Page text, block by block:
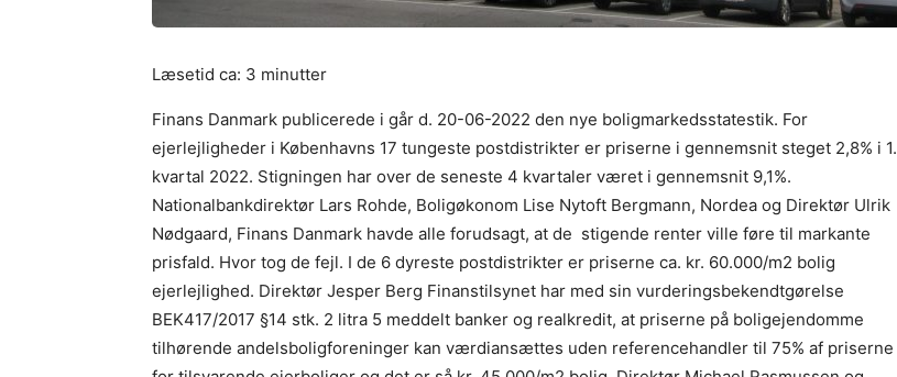
Finans Danmark publicerede i går d. 20-06-2022 den nye boligmarkedsstatestik. For
ejerlejligheder i Københavns 17 tungeste postdistrikter er priserne i gennemsnit steget 2,8% i 1.
kvartal 2022. Stigningen har over de seneste 4 kvartaler været i gennemsnit 9,1%.
Nationalbankdirektør Lars Rohde, Boligøkonom Lise Nytoft Bergmann, Nordea og Direktør Ulrik
Nødgaard, Finans Danmark havde alle forudsagt, at de stigende renter ville føre til markante
prisfald. Hvor tog de fejl. I de 6 dyreste postdistrikter er priserne ca. kr. 60.000/m2 bolig
ejerlejlighed. Direktør Jesper Berg Finanstilsynet har med sin vurderingsbekendtgørelse
BEK417/2017 §14 stk. 2 litra 5 meddelt banker og realkredit, at priserne på boligejendomme
tilhørende andelsboligforeninger kan værdiansættes uden referencehandler til 75% af priserne